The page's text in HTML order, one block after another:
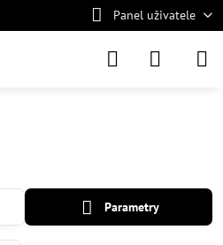
Panel uživatele
Parametry